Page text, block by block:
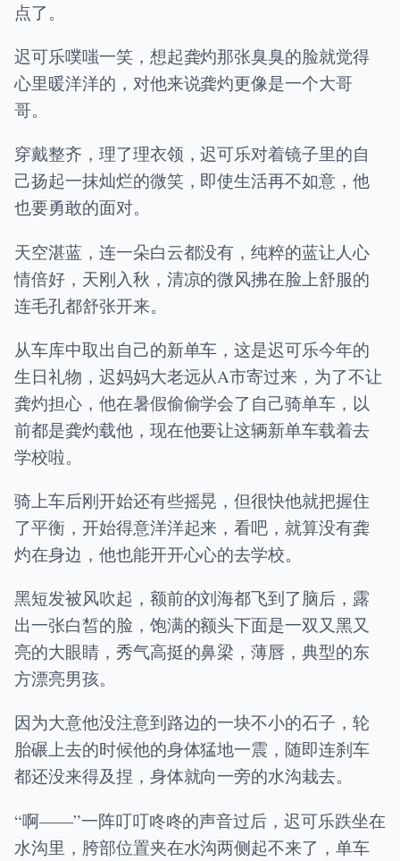
点了。
迟可乐噗嗤一笑，想起龚灼那张臭臭的脸就觉得
心里暖洋洋的，对他来说龚灼更像是一个大哥
哥。
穿戴整齐，理了理衣领，迟可乐对着镜子里的自
己扬起一抹灿烂的微笑，即使生活再不如意，他
也要勇敢的面对。
天空湛蓝，连一朵白云都没有，纯粹的蓝让人心
情倍好，天刚入秋，清凉的微风拂在脸上舒服的
连毛孔都舒张开来。
从车库中取出自己的新单车，这是迟可乐今年的
生日礼物，迟妈妈大老远从A市寄过来，为了不让
龚灼担心，他在暑假偷偷学会了自己骑单车，以
前都是龚灼载他，现在他要让这辆新单车载着去
学校啦。
骑上车后刚开始还有些摇晃，但很快他就把握住
了平衡，开始得意洋洋起来，看吧，就算没有龚
灼在身边，他也能开开心心的去学校。
黑短发被风吹起，额前的刘海都飞到了脑后，露
出一张白皙的脸，饱满的额头下面是一双又黑又
亮的大眼睛，秀气高挺的鼻梁，薄唇，典型的东
方漂亮男孩。
因为大意他没注意到路边的一块不小的石子，轮
胎碾上去的时候他的身体猛地一震，随即连刹车
都还没来得及捏，身体就向一旁的水沟栽去。
“啊——”一阵叮叮咚咚的声音过后，迟可乐跌坐在
水沟里，胯部位置夹在水沟两侧起不来了，单车